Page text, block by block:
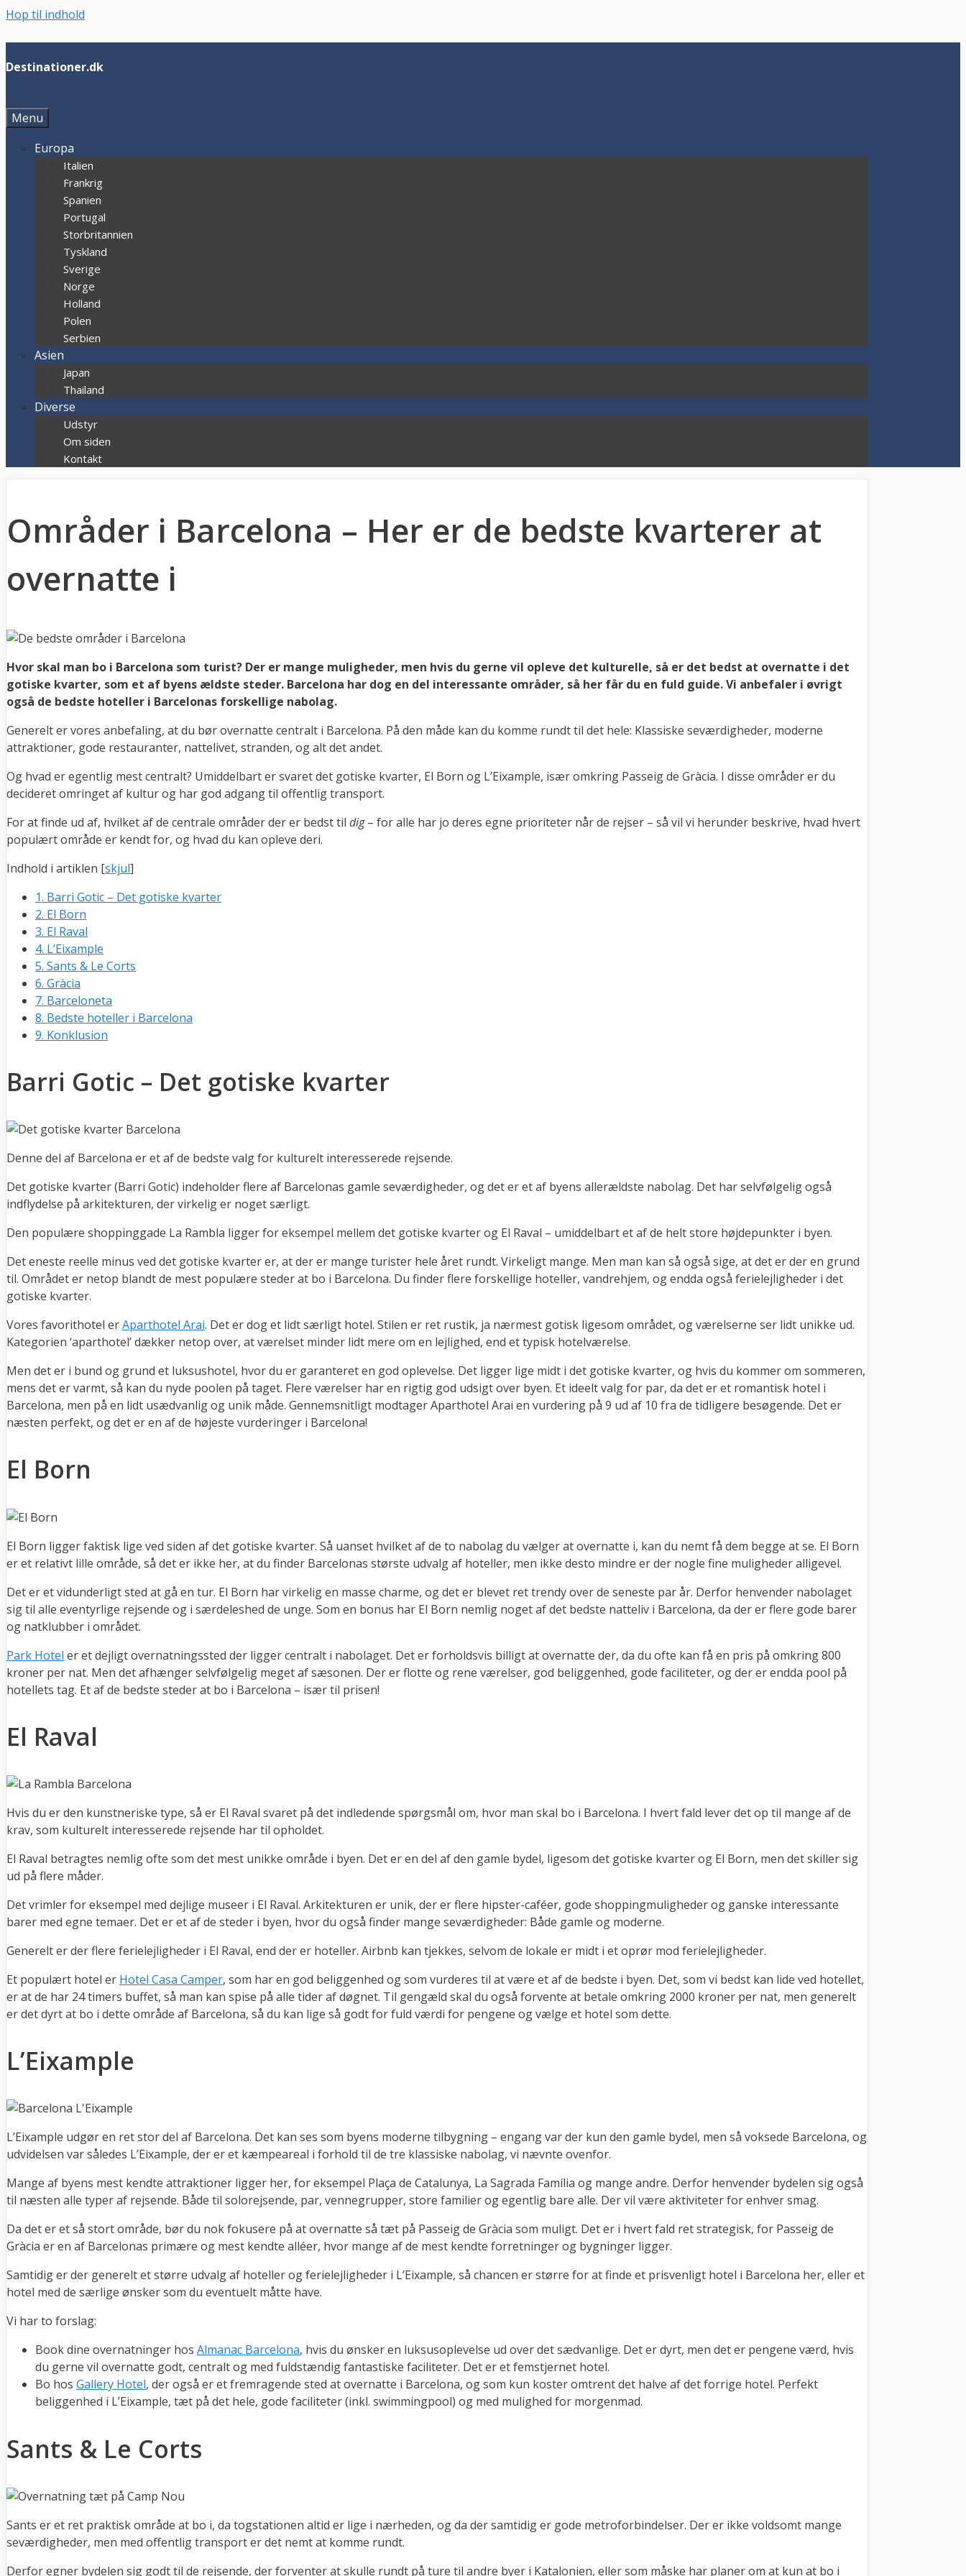
Hop til indhold
Destinationer.dk
Menu
Europa
Italien
Frankrig
Spanien
Portugal
Storbritannien
Tyskland
Sverige
Norge
Holland
Polen
Serbien
Asien
Japan
Thailand
Diverse
Udstyr
Om siden
Kontakt
Områder i Barcelona – Her er de bedste kvarterer at
overnatte i
Hvor skal man bo i Barcelona som turist? Der er mange muligheder, men hvis du gerne vil opleve det kulturelle, så er det bedst at overnatte i det
gotiske kvarter, som et af byens ældste steder. Barcelona har dog en del interessante områder, så her får du en fuld guide. Vi anbefaler i øvrigt
også de bedste hoteller i Barcelonas forskellige nabolag.
Generelt er vores anbefaling, at du bør overnatte centralt i Barcelona. På den måde kan du komme rundt til det hele: Klassiske seværdigheder, moderne
attraktioner, gode restauranter, nattelivet, stranden, og alt det andet.
Og hvad er egentlig mest centralt? Umiddelbart er svaret det gotiske kvarter, El Born og L’Eixample, især omkring Passeig de Gràcia. I disse områder er du
decideret omringet af kultur og har god adgang til offentlig transport.
For at finde ud af, hvilket af de centrale områder der er bedst til dig– for alle har jo deres egne prioriteter når de rejser – så vil vi herunder beskrive, hvad hvert
populært område er kendt for, og hvad du kan opleve deri.
Indhold i artiklen [skjul]
1. Barri Gotic – Det gotiske kvarter
2. El Born
3. El Raval
4. L’Eixample
5. Sants & Le Corts
6. Gràcia
7. Barceloneta
8. Bedste hoteller i Barcelona
9. Konklusion
Barri Gotic – Det gotiske kvarter
Denne del af Barcelona er et af de bedste valg for kulturelt interesserede rejsende.
Det gotiske kvarter (Barri Gotic) indeholder flere af Barcelonas gamle seværdigheder, og det er et af byens allerældste nabolag. Det har selvfølgelig også
indflydelse på arkitekturen, der virkelig er noget særligt.
Den populære shoppinggade La Rambla ligger for eksempel mellem det gotiske kvarter og El Raval – umiddelbart et af de helt store højdepunkter i byen.
Det eneste reelle minus ved det gotiske kvarter er, at der er mange turister hele året rundt. Virkeligt mange. Men man kan så også sige, at det er der en grund
til. Området er netop blandt de mest populære steder at bo i Barcelona. Du finder flere forskellige hoteller, vandrehjem, og endda også ferielejligheder i det
gotiske kvarter.
Vores favorithotel erAparthotel Arai. Det er dog et lidt særligt hotel. Stilen er ret rustik, ja nærmest gotisk ligesom området, og værelserne ser lidt unikke ud.
Kategorien ‘aparthotel’ dækker netop over, at værelset minder lidt mere om en lejlighed, end et typisk hotelværelse.
Men det er i bund og grund et luksushotel, hvor du er garanteret en god oplevelse. Det ligger lige midt i det gotiske kvarter, og hvis du kommer om sommeren,
mens det er varmt, så kan du nyde poolen på taget. Flere værelser har en rigtig god udsigt over byen. Et ideelt valg for par, da det er et romantisk hotel i
Barcelona, men på en lidt usædvanlig og unik måde. Gennemsnitligt modtager Aparthotel Arai en vurdering på 9 ud af 10 fra de tidligere besøgende. Det er
næsten perfekt, og det er en af de højeste vurderinger i Barcelona!
El Born
El Born ligger faktisk lige ved siden af det gotiske kvarter. Så uanset hvilket af de to nabolag du vælger at overnatte i, kan du nemt få dem begge at se. El Born
er et relativt lille område, så det er ikke her, at du finder Barcelonas største udvalg af hoteller, men ikke desto mindre er der nogle fine muligheder alligevel.
Det er et vidunderligt sted at gå en tur. El Born har virkelig en masse charme, og det er blevet ret trendy over de seneste par år. Derfor henvender nabolaget
sig til alle eventyrlige rejsende og i særdeleshed de unge. Som en bonus har El Born nemlig noget af det bedste natteliv i Barcelona, da der er flere gode barer
og natklubber i området.
Park Hotel er et dejligt overnatningssted der ligger centralt i nabolaget. Det er forholdsvis billigt at overnatte der, da du ofte kan få en pris på omkring 800
kroner per nat. Men det afhænger selvfølgelig meget af sæsonen. Der er flotte og rene værelser, god beliggenhed, gode faciliteter, og der er endda pool på
hotellets tag. Et af de bedste steder at bo i Barcelona – især til prisen!
El Raval
Hvis du er den kunstneriske type, så er El Raval svaret på det indledende spørgsmål om, hvor man skal bo i Barcelona. I hvert fald lever det op til mange af de
krav, som kulturelt interesserede rejsende har til opholdet.
El Raval betragtes nemlig ofte som det mest unikke område i byen. Det er en del af den gamle bydel, ligesom det gotiske kvarter og El Born, men det skiller sig
ud på flere måder.
Det vrimler for eksempel med dejlige museer i El Raval. Arkitekturen er unik, der er flere hipster-caféer, gode shoppingmuligheder og ganske interessante
barer med egne temaer. Det er et af de steder i byen, hvor du også finder mange seværdigheder: Både gamle og moderne.
Generelt er der flere ferielejligheder i El Raval, end der er hoteller. Airbnb kan tjekkes, selvom de lokale er midt i et oprør mod ferielejligheder.
Et populært hotel er Hotel Casa Camper, som har en god beliggenhed og som vurderes til at være et af de bedste i byen. Det, som vi bedst kan lide ved hotellet,
er at de har 24 timers buffet, så man kan spise på alle tider af døgnet. Til gengæld skal du også forvente at betale omkring 2000 kroner per nat, men generelt
er det dyrt at bo i dette område af Barcelona, så du kan lige så godt for fuld værdi for pengene og vælge et hotel som dette.
L’Eixample
L’Eixample udgør en ret stor del af Barcelona. Det kan ses som byens moderne tilbygning – engang var der kun den gamle bydel, men så voksede Barcelona, og
udvidelsen var således L’Eixample, der er et kæmpeareal i forhold til de tre klassiske nabolag, vi nævnte ovenfor.
Mange af byens mest kendte attraktioner ligger her, for eksempel Plaça de Catalunya, La Sagrada Família og mange andre. Derfor henvender bydelen sig også
til næsten alle typer af rejsende. Både til solorejsende, par, vennegrupper, store familier og egentlig bare alle. Der vil være aktiviteter for enhver smag.
Da det er et så stort område, bør du nok fokusere på at overnatte så tæt på Passeig de Gràcia som muligt. Det er i hvert fald ret strategisk, for Passeig de
Gràcia er en af Barcelonas primære og mest kendte alléer, hvor mange af de mest kendte forretninger og bygninger ligger.
Samtidig er der generelt et større udvalg af hoteller og ferielejligheder i L’Eixample, så chancen er større for at finde et prisvenligt hotel i Barcelona her, eller et
hotel med de særlige ønsker som du eventuelt måtte have.
Vi har to forslag:
Book dine overnatninger hos Almanac Barcelona, hvis du ønsker en luksusoplevelse ud over det sædvanlige. Det er dyrt, men det er pengene værd, hvis
du gerne vil overnatte godt, centralt og med fuldstændig fantastiske faciliteter. Det er et femstjernet hotel.
Bo hos Gallery Hotel, der også er et fremragende sted at overnatte i Barcelona, og som kun koster omtrent det halve af det forrige hotel. Perfekt
beliggenhed i L’Eixample, tæt på det hele, gode faciliteter (inkl. swimmingpool) og med mulighed for morgenmad.
Sants & Le Corts
Sants er et ret praktisk område at bo i, da togstationen altid er lige i nærheden, og da der samtidig er gode metroforbindelser. Der er ikke voldsomt mange
seværdigheder, men med offentlig transport er det nemt at komme rundt.
Derfor egner bydelen sig godt til de rejsende, der forventer at skulle rundt på ture til andre byer i Katalonien, eller som måske har planer om at kun at bo i